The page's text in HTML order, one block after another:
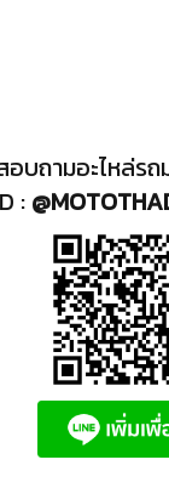
บถามอะไหล่รถ
: